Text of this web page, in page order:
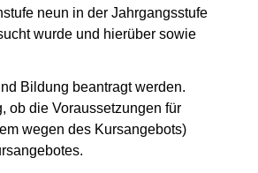
neun in der Jahrgangsstufe
wurde und hierüber sowie
Bildung beantragt werden.
ob die Voraussetzungen für
wegen des Kursangebots)